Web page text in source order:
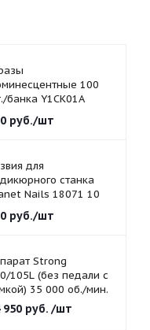
100
банка Y1CK01A
1,5 мм.
руб./шт
для
станка
Nails 18071 10
руб./шт
Strong
105L (без педали с
35 000 об./мин.
950руб. /шт